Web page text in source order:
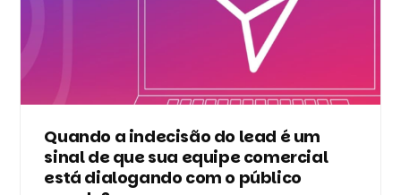
Quando a indecisão do lead é um
sinal de que sua equipe comercial
está dialogando com o público